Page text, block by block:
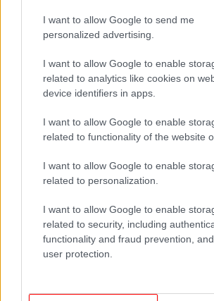
I want to allow Google to send me
personalized advertising.
I want to allow Google to enable
related to analytics like cookies on
device identifiers in apps.
I want to allow Google to enable
related to functionality of the website
I want to allow Google to enable
related to personalization.
I want to allow Google to enable
related to security, including
functionality and fraud prevention,
user protection.
ΠΕΡΙΣΣΟΤΕΡΑ ΒΙΝΤΕΟ